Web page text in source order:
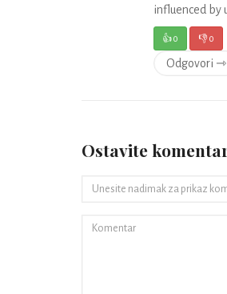
influenced by
👍0 👎0
Odgovori ⇾
Ostavite